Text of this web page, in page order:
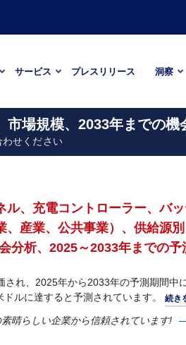
サービス プレスリリース 洞察
場規模、2033年までの機
せください
、充電コントローラー、バ
産業、公共事業）、供給源
分析、2025～2033年までの予
れ、2025年から2033年の予測期間中
ルに達すると予測されています。 続き
晴らしい企業から信頼されています!